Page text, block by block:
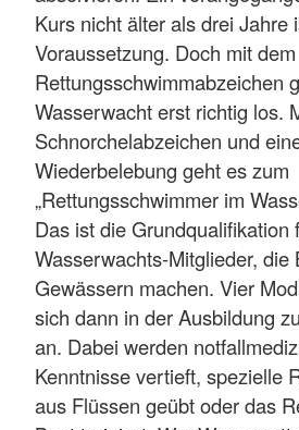
Kurs nicht älter als drei Jahre
Voraussetzung. Doch mit dem
Rettungsschwimmabzeichen
Wasserwacht erst richtig los.
Schnorchelabzeichen und
Wiederbelebung geht es zum
„Rettungsschwimmer im
Das ist die Grundqualifikation
Wasserwachts-Mitglieder, die
Gewässern machen. Vier
sich dann in der Ausbildung
an. Dabei werden
Kenntnisse vertieft, spezielle
aus Flüssen geübt oder das